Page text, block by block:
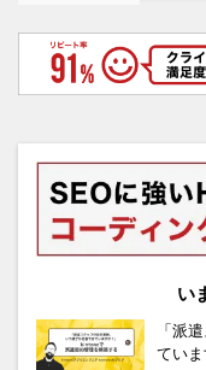
い
「派
てい